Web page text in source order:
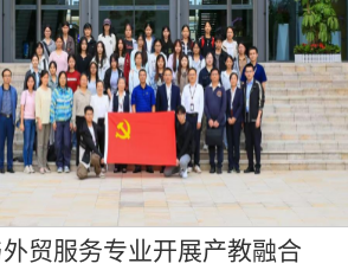
贸服务专业开展产教融合